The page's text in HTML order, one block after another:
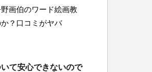
画伯のワード絵画教
？口コミがヤバ
て安心できないので